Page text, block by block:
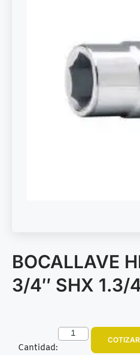
BOCALLAVE
3/4″ SHX 1.3/
Cantidad:
COTIZAR